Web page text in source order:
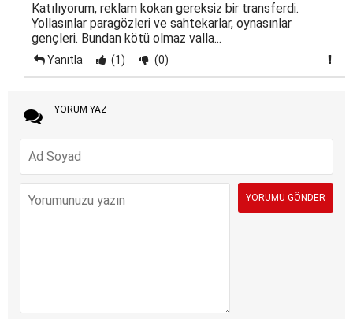
Katılıyorum, reklam kokan gereksiz bir transferdi.
Yollasınlar paragözleri ve sahtekarlar, oynasınlar
gençleri. Bundan kötü olmaz valla...
Yanıtla (1) (0)
YORUM YAZ